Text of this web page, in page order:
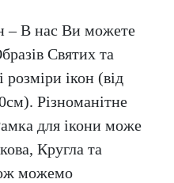
– В нас Ви можете
Святих та
ікон (від
Різноманітне
для ікони може
Кругла та
можемо